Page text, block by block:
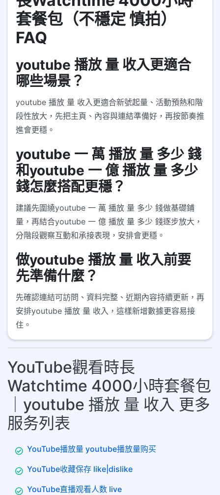
套餐包（不穩定 慎拍）
FAQ
youtube 播放 量 收入更適合
哪些場景？
youtube 播放 量 收入更適合新號起量、活動預熱和階
段性放大，先把主頁、內容與連結準備好，再按節奏推
進會更穩。
youtube 一 萬 播放 量 多少 錢
和youtube 一 億 播放 量 多少
錢怎麼搭配更穩？
建議先圍繞youtube 一 萬 播放 量 多少 錢做基礎鋪
量，再結合youtube 一 億 播放 量 多少 錢逐步放大，
分階段觀察互動和承接表現，安排會更穩。
做youtube 播放 量 收入前要
先準備什麼？
先確認連結可訪問、資料完整、近期內容持續更新，再
安排youtube 播放 量 收入，這樣新增數據更容易接
住。
YouTube觀看時長
Watchtime 4000小時套餐包
｜youtube 播放 量 收入 更多
服务列表
YouTube播放量 youtube播放量购买
YouTube收藏保存 like|dislike
YouTube直播观看人数 live